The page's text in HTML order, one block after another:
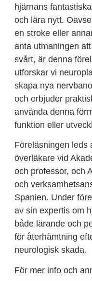
hjärnans
och lära nytt.
en stroke eller
anta utmaningen
svårt, är denna
utforskar vi
skapa nya
och erbjuder
använda denna
funktion eller
Föreläsningen leds
överläkare vid
och professor, och
och
Spanien. Under
av sin expertis om
både lärande och
för återhämtning
neurologisk skada.
För mer info och